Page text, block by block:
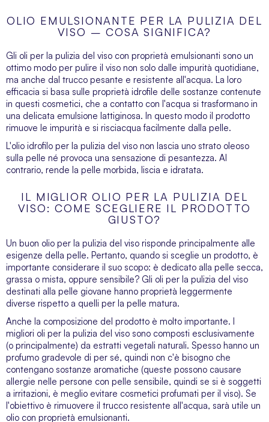
OLIO EMULSIONANTE PER LA PULIZIA DEL
VISO – COSA SIGNIFICA?
Gli oli per la pulizia del viso con proprietà emulsionanti sono un
ottimo modo per pulire il viso non solo dalle impurità quotidiane,
ma anche dal trucco pesante e resistente all'acqua. La loro
efficacia si basa sulle proprietà idrofile delle sostanze contenute
in questi cosmetici, che a contatto con l'acqua si trasformano in
una delicata emulsione lattiginosa. In questo modo il prodotto
rimuove le impurità e si risciacqua facilmente dalla pelle.
L'olio idrofilo per la pulizia del viso non lascia uno strato oleoso
sulla pelle né provoca una sensazione di pesantezza. Al
contrario, rende la pelle morbida, liscia e idratata.
IL MIGLIOR OLIO PER LA PULIZIA DEL
VISO: COME SCEGLIERE IL PRODOTTO
GIUSTO?
Un buon olio per la pulizia del viso risponde principalmente alle
esigenze della pelle. Pertanto, quando si sceglie un prodotto, è
importante considerare il suo scopo: è dedicato alla pelle secca,
grassa o mista, oppure sensibile? Gli oli per la pulizia del viso
destinati alla pelle giovane hanno proprietà leggermente
diverse rispetto a quelli per la pelle matura.
Anche la composizione del prodotto è molto importante. I
migliori oli per la pulizia del viso sono composti esclusivamente
(o principalmente) da estratti vegetali naturali. Spesso hanno un
profumo gradevole di per sé, quindi non c'è bisogno che
contengano sostanze aromatiche (queste possono causare
allergie nelle persone con pelle sensibile, quindi se si è soggetti
a irritazioni, è meglio evitare cosmetici profumati per il viso). Se
l'obiettivo è rimuovere il trucco resistente all'acqua, sarà utile un
olio con proprietà emulsionanti.